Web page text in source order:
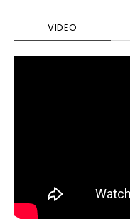
VIDEO